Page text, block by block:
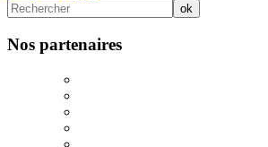
Nos partenaires